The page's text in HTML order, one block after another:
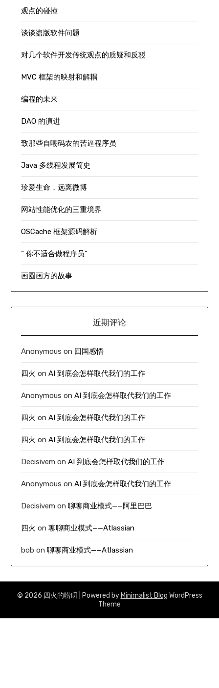
观点的碰撞
谈谈盗版软件问题
对几个软件开发传统观点的质疑和反驳
MVC 框架的映射和解耦
编程的未来
DAO 的演进
致那些自嘲码农的苦逼程序员
Java 多线程发展简史
珍爱生命，远离微博
网站性能优化的三重境界
OSCache 框架源码解析
“ 你不适合做程序员”
画圆画方的故事
近期评论
Anonymous on 回国感悟
四火 onAI 到底会怎样取代我们的工作
Anonymous onAI 到底会怎样取代我们的工作
四火 onAI 到底会怎样取代我们的工作
四火 onAI 到底会怎样取代我们的工作
Decisivem onAI 到底会怎样取代我们的工作
Anonymous onAI 到底会怎样取代我们的工作
Decisivem on聊聊商业模式——阿里巴巴
四火 on聊聊商业模式——Atlassian
bob on聊聊商业模式——Atlassian
© 2026 四火的唠叨 | Powered by Minimalist Blog WordPress
Theme